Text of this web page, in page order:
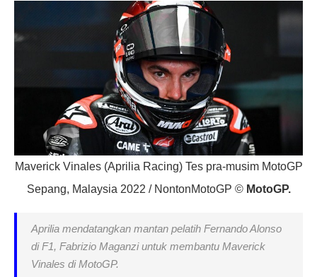
Maverick Vinales (Aprilia Racing) Tes pra-musim MotoGP
Sepang, Malaysia 2022 / NontonMotoGP © MotoGP.
Aprilia mendatangkan mantan pelatih Fernando Alonso
di F1, Fabrizio Maganzi untuk membantu Maverick
Vinales di MotoGP.